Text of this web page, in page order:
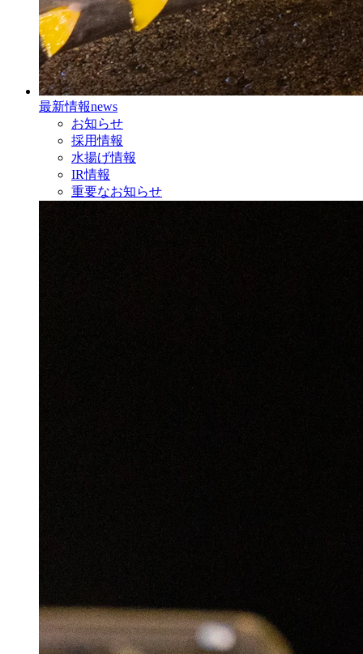
最新情報news
お知らせ
採用情報
水揚げ情報
IR情報
重要なお知らせ